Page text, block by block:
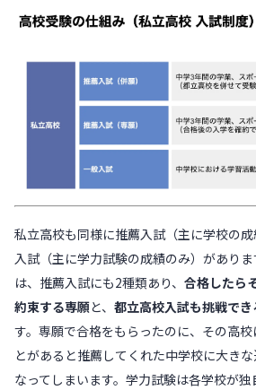
私立高校も同様に推薦入試（主に学校の
入試（主に学力試験の成績のみ）があり
は、推薦入試にも2種類あり、 合格したら
約束する専願と、 都立高校入試も挑戦で
す。専願で合格をもらったのに、その高
とがあると推薦してくれた中学校に大き
なってしまいます。学力試験は各学校が